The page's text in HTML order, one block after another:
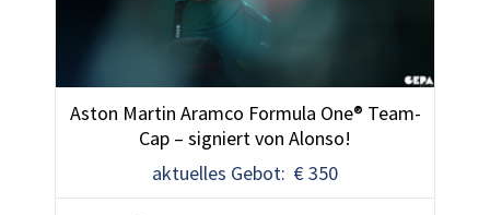
Aston Martin Aramco Formula One® Team-
Cap – signiert von Alonso!
aktuelles Gebot: € 350